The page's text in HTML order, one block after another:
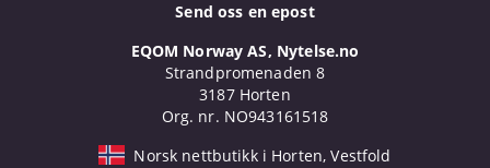
Send oss en epost
EQOM Norway AS, Nytelse.no
Strandpromenaden 8
3187 Horten
Org. nr. NO943161518
Norsk nettbutikk i Horten, Vestfold